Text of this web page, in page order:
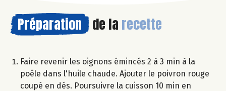
Préparation de la recette
Faire revenir les oignons émincés 2 à 3 min à la
poêle dans l'huile chaude. Ajouter le poivron rouge
coupé en dés. Poursuivre la cuisson 10 min en